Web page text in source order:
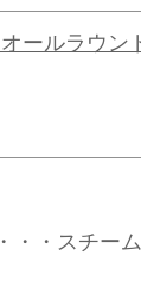
ールラウン
・スチー